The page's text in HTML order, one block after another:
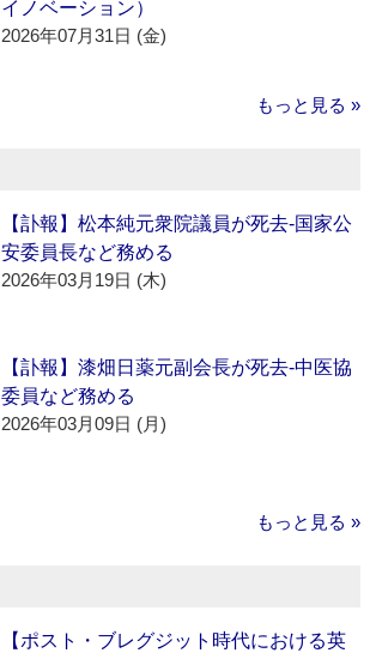
イノベーション）
2026年07月31日 (金)
もっと見る »
【訃報】松本純元衆院議員が死去‐国家公
安委員長など務める
2026年03月19日 (木)
【訃報】漆畑日薬元副会長が死去‐中医協
委員など務める
2026年03月09日 (月)
もっと見る »
【ポスト・ブレグジット時代における英